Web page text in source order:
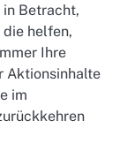
in Betracht,
die helfen,
Ihre
Aktionsinhalte
im